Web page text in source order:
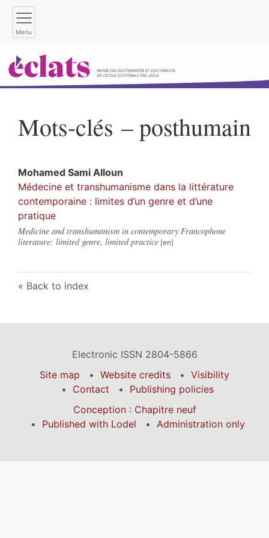
Menu
Mots-clés – posthumain
Mohamed Sami Alloun
Médecine et transhumanisme dans la littérature
contemporaine : limites d’un genre et d’une
pratique
Medicine and transhumanism in contemporary Francophone
literature: limited genre, limited practice
Back to index
Electronic ISSN 2804-5866
Site map
Website credits
Visibility
Contact
Publishing policies
Conception : Chapitre neuf
Published with Lodel
Administration only